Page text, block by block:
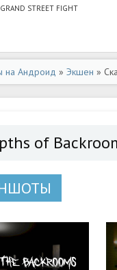
GRAND STREET FIGHT
на Андроид »Экшен »
(Много монет) на
of